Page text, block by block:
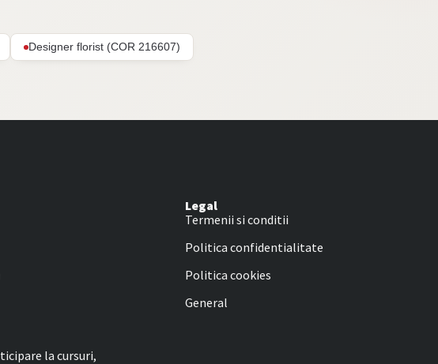
Designer florist (COR 216607)
Legal
Termenii si conditii
Politica confidentialitate
Politica cookies
General
la cursuri,